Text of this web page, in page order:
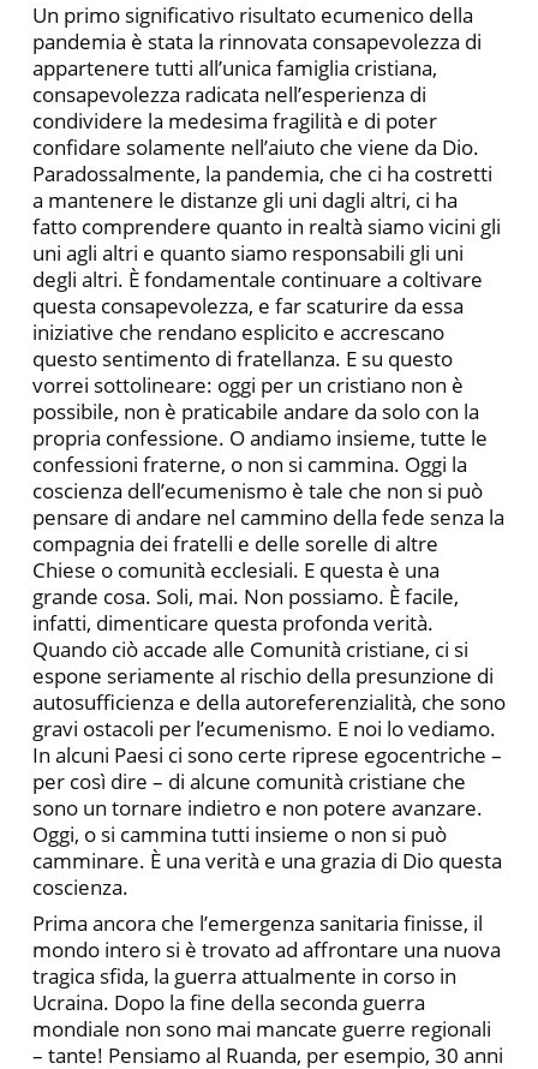
Un primo significativo risultato ecumenico della
pandemia è stata la rinnovata consapevolezza di
appartenere tutti all’unica famiglia cristiana,
consapevolezza radicata nell’esperienza di
condividere la medesima fragilità e di poter
confidare solamente nell’aiuto che viene da Dio.
Paradossalmente, la pandemia, che ci ha costretti
a mantenere le distanze gli uni dagli altri, ci ha
fatto comprendere quanto in realtà siamo vicini gli
uni agli altri e quanto siamo responsabili gli uni
degli altri. È fondamentale continuare a coltivare
questa consapevolezza, e far scaturire da essa
iniziative che rendano esplicito e accrescano
questo sentimento di fratellanza. E su questo
vorrei sottolineare: oggi per un cristiano non è
possibile, non è praticabile andare da solo con la
propria confessione. O andiamo insieme, tutte le
confessioni fraterne, o non si cammina. Oggi la
coscienza dell’ecumenismo è tale che non si può
pensare di andare nel cammino della fede senza la
compagnia dei fratelli e delle sorelle di altre
Chiese o comunità ecclesiali. E questa è una
grande cosa. Soli, mai. Non possiamo. È facile,
infatti, dimenticare questa profonda verità.
Quando ciò accade alle Comunità cristiane, ci si
espone seriamente al rischio della presunzione di
autosufficienza e della autoreferenzialità, che sono
gravi ostacoli per l’ecumenismo. E noi lo vediamo.
In alcuni Paesi ci sono certe riprese egocentriche –
per così dire – di alcune comunità cristiane che
sono un tornare indietro e non potere avanzare.
Oggi, o si cammina tutti insieme o non si può
camminare. È una verità e una grazia di Dio questa
coscienza.
Prima ancora che l’emergenza sanitaria finisse, il
mondo intero si è trovato ad affrontare una nuova
tragica sfida, la guerra attualmente in corso in
Ucraina. Dopo la fine della seconda guerra
mondiale non sono mai mancate guerre regionali
– tante! Pensiamo al Ruanda, per esempio, 30 anni